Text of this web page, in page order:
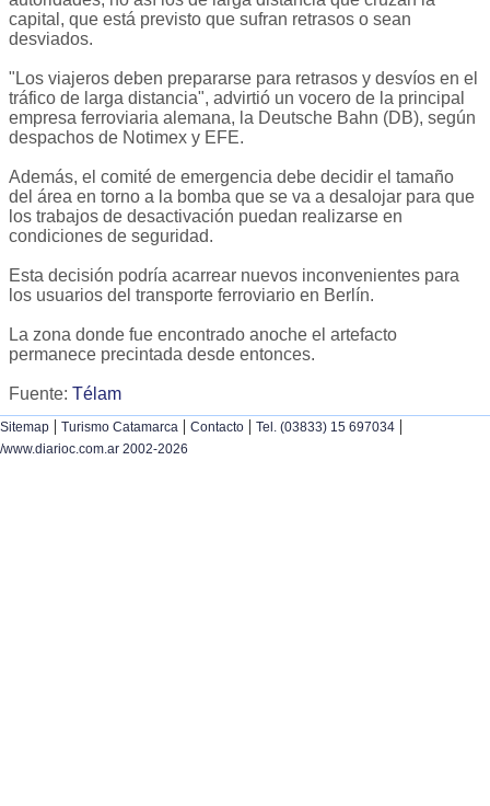
capital, que está previsto que sufran retrasos o sean
desviados.
"Los viajeros deben prepararse para retrasos y desvíos en el
tráfico de larga distancia", advirtió un vocero de la principal
empresa ferroviaria alemana, la Deutsche Bahn (DB), según
despachos de Notimex y EFE.
Además, el comité de emergencia debe decidir el tamaño
del área en torno a la bomba que se va a desalojar para que
los trabajos de desactivación puedan realizarse en
condiciones de seguridad.
Esta decisión podría acarrear nuevos inconvenientes para
los usuarios del transporte ferroviario en Berlín.
La zona donde fue encontrado anoche el artefacto
permanece precintada desde entonces.
Fuente: Télam
Sitemap | Turismo Catamarca | Contacto | Tel. (03833) 15 697034 |
/www.diarioc.com.ar 2002-2026